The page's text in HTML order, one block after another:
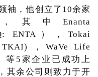
，他创立了10余家
中Enanta
ENTA），Tokai
TKAI) ，WaVe Life
等5家企业已成功上
其余公司则致力于开